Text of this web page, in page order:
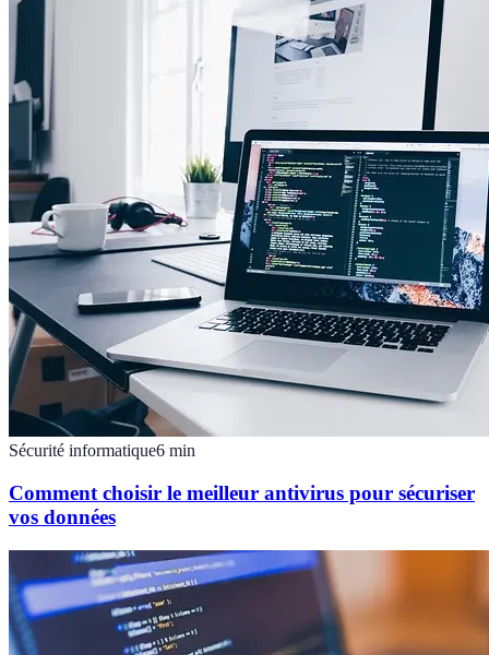
Sécurité informatique6 min
Comment choisir le meilleur antivirus pour sécuriser
vos données